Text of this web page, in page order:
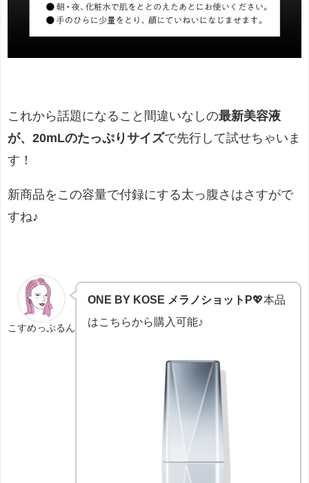
これから話題になること間違いなしの最新美容液
が、20mLのたっぷりサイズで先行して試せちゃいま
す！
新商品をこの容量で付録にする太っ腹さはさすがで
すね♪
こすめっぷるん
ONE BY KOSE メラノショットP💖本品
はこちらから購入可能♪